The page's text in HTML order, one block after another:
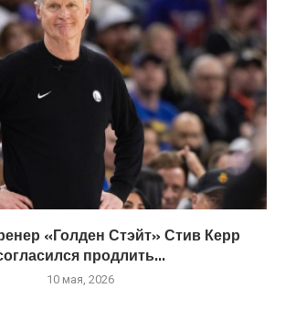
«Голден Стэйт» Стив Керр
продлить...
10 мая, 2026